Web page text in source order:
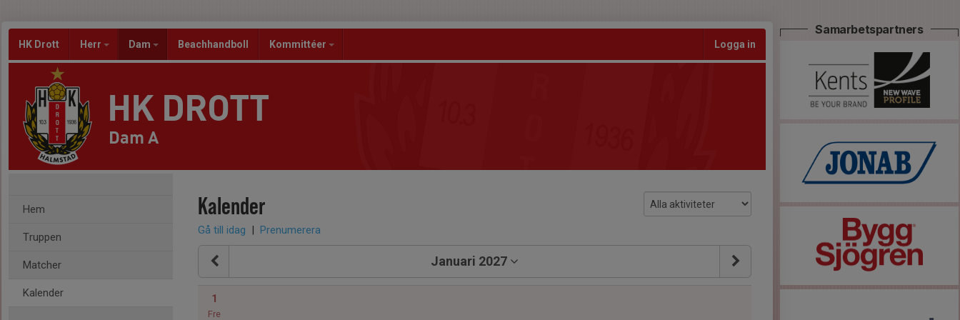
HK Drott Herr Dam Beachhandboll Kommittéer Logga in
HK DROTT
Dam A
Hem
Truppen
Matcher
Kalender
Kalender
Gå till idag | Prenumerera
Januari 2027
1
Fre
Samarbetspartners